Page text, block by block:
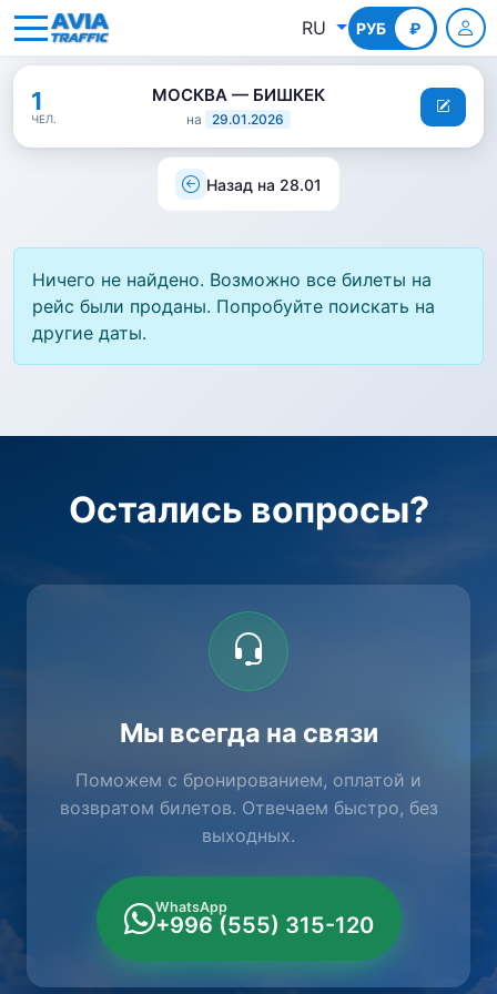
RU РУБ ₽
КГС
1
ЧЕЛ.
МОСКВА — БИШКЕК
на 29.01.2026
Назад на 28.01
Ничего не найдено. Возможно все билеты на
рейс были проданы. Попробуйте поискать на
другие даты.
Остались вопросы?
Мы всегда на связи
Поможем с бронированием, оплатой и
возвратом билетов. Отвечаем быстро, без
выходных.
WhatsApp
+996 (555) 315-120